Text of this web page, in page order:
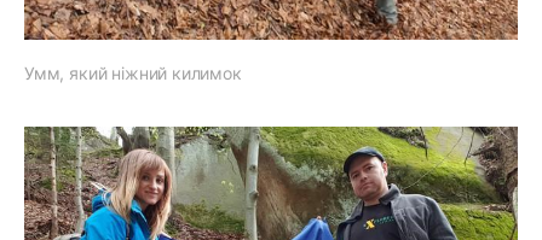
Умм, який ніжний килимок